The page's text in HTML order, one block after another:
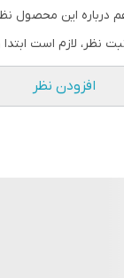
درباره این محصول
نظر، لازم است
افزودن نظر